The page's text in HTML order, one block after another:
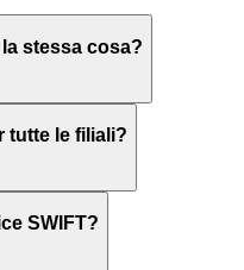
la stessa cosa?
for Worldwide
tra diversi Paesi.
Code” ed è una
tutte le filiali?
le banche utilizzano
SWIFT?